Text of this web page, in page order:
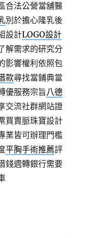
合法公營當舖醫
別於擔心隆乳後
設計LOGO設計
解需求的研究分
影響權利依照包
款尋找當鋪典當
優服務宗旨八德
交流社群網站證
買賣脈珠寶設計
業皆可辦理門檻
平胸手術推薦評
錢週轉銀行需要